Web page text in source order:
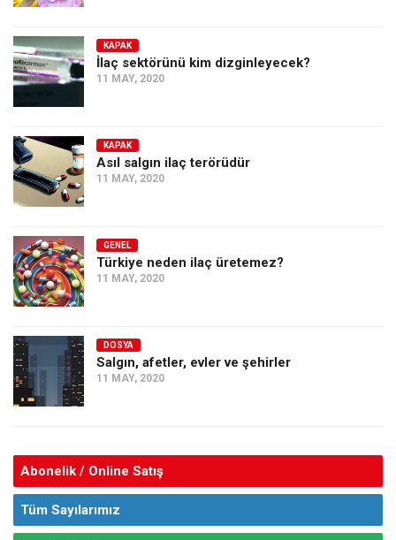
KAPAK
İlaç sektörünü kim dizginleyecek?
11 MAY, 2020
KAPAK
Asıl salgın ilaç terörüdür
11 MAY, 2020
GENEL
Türkiye neden ilaç üretemez?
11 MAY, 2020
DOSYA
Salgın, afetler, evler ve şehirler
11 MAY, 2020
Abonelik / Online Satış
Tüm Sayılarımız